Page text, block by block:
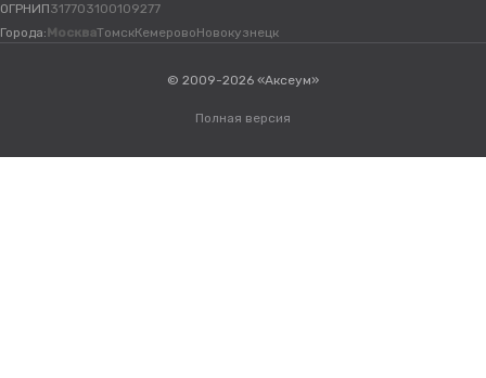
ОГРНИП317703100109277
Города: МоскваТомскКемеровоНовокузнецк
© 2009-2026 «Аксеум»
Полная версия